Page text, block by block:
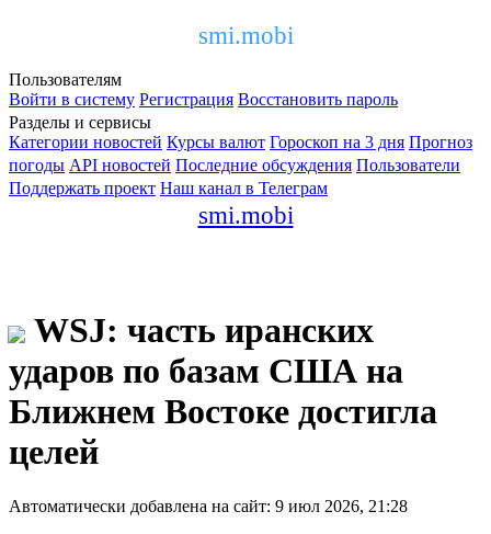
smi.mobi
Пользователям
Войти в систему Регистрация Восстановить пароль
Разделы и сервисы
Категории новостей Курсы валют Гороскоп на 3 дня Прогноз
погоды API новостей Последние обсуждения Пользователи
Поддержать проект Наш канал в Телеграм
smi.mobi
WSJ: часть иранских
ударов по базам США на
Ближнем Востоке достигла
целей
Автоматически добавлена на сайт: 9 июл 2026, 21:28